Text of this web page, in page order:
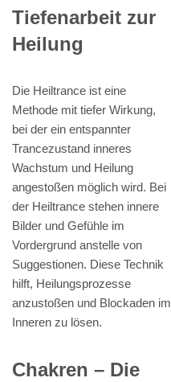
Tiefenarbeit zur
Heilung
Die Heiltrance ist eine
Methode mit tiefer Wirkung,
bei der ein entspannter
Trancezustand inneres
Wachstum und Heilung
angestoßen möglich wird. Bei
der Heiltrance stehen innere
Bilder und Gefühle im
Vordergrund anstelle von
Suggestionen. Diese Technik
hilft, Heilungsprozesse
anzustoßen und Blockaden im
Inneren zu lösen.
Chakren – Die